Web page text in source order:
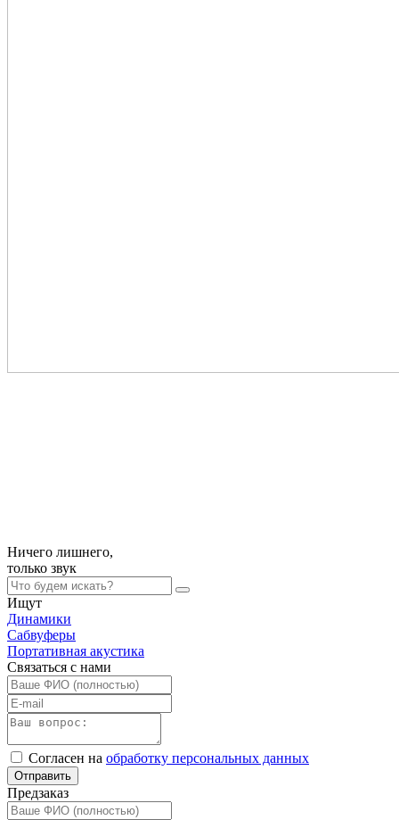
Ничего лишнего,
только звук
Ищут
Динамики
Сабвуферы
Портативная акустика
Связаться с нами
Согласен на обработку персональных данных
Отправить
Предзаказ